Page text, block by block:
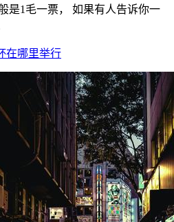
是1毛一票， 如果有人告诉你一
在哪里举行